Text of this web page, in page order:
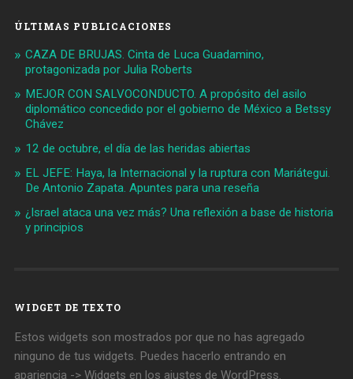
ÚLTIMAS PUBLICACIONES
CAZA DE BRUJAS. Cinta de Luca Guadamino,
protagonizada por Julia Roberts
MEJOR CON SALVOCONDUCTO. A propósito del asilo
diplomático concedido por el gobierno de México a Betssy
Chávez
12 de octubre, el día de las heridas abiertas
EL JEFE: Haya, la Internacional y la ruptura con Mariátegui.
De Antonio Zapata. Apuntes para una reseña
¿Israel ataca una vez más? Una reflexión a base de historia
y principios
WIDGET DE TEXTO
Estos widgets son mostrados por que no has agregado
ninguno de tus widgets. Puedes hacerlo entrando en
apariencia -> Widgets en los ajustes de WordPress.